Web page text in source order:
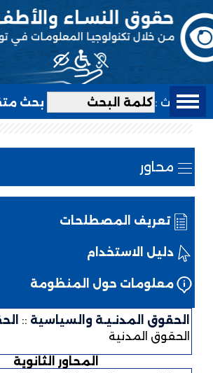
بحث : بحث
محاور
تعريف المصطلحات
دليل الاستخدام
معلومات حول المنظومة
الحقوق المدنـيـة والسياسية ::
الحقوق المدنية
المحاور الثانوية